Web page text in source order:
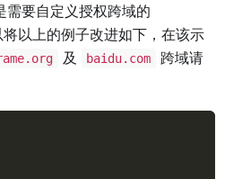
需要自定义授权跨域的
将以上的例子改进如下，在该示
及 baidu.com
跨域请